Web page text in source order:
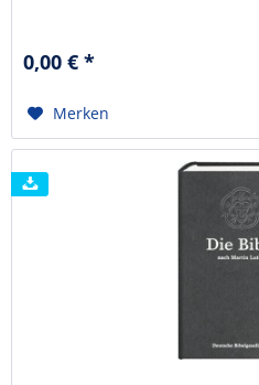
0,00 € *
Merken